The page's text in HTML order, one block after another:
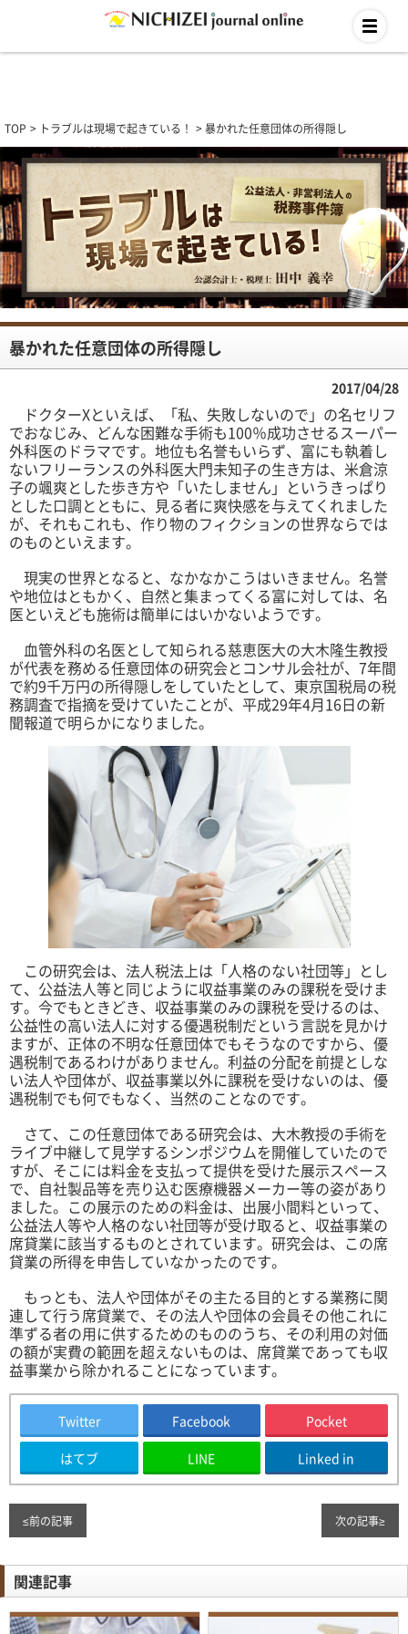
TOP トラブルは現場で起きている！ 暴かれた任意団体の所得隠し
暴かれた任意団体の所得隠し
2017/04/28
ドクターXといえば、「私、失敗しないので」の名セリフ
でおなじみ、どんな困難な手術も100％成功させるスーパー
外科医のドラマです。地位も名誉もいらず、富にも執着し
ないフリーランスの外科医大門未知子の生き方は、米倉涼
子の颯爽とした歩き方や「いたしません」というきっぱり
とした口調とともに、見る者に爽快感を与えてくれました
が、それもこれも、作り物のフィクションの世界ならでは
のものといえます。
現実の世界となると、なかなかこうはいきません。名誉
や地位はともかく、自然と集まってくる富に対しては、名
医といえども施術は簡単にはいかないようです。
血管外科の名医として知られる慈恵医大の大木隆生教授
が代表を務める任意団体の研究会とコンサル会社が、7年間
で約9千万円の所得隠しをしていたとして、東京国税局の税
務調査で指摘を受けていたことが、平成29年4月16日の新
聞報道で明らかになりました。
この研究会は、法人税法上は「人格のない社団等」とし
て、公益法人等と同じように収益事業のみの課税を受けま
す。今でもときどき、収益事業のみの課税を受けるのは、
公益性の高い法人に対する優遇税制だという言説を見かけ
ますが、正体の不明な任意団体でもそうなのですから、優
遇税制であるわけがありません。利益の分配を前提としな
い法人や団体が、収益事業以外に課税を受けないのは、優
遇税制でも何でもなく、当然のことなのです。
さて、この任意団体である研究会は、大木教授の手術を
ライブ中継して見学するシンポジウムを開催していたので
すが、そこには料金を支払って提供を受けた展示スペース
で、自社製品等を売り込む医療機器メーカー等の姿があり
ました。この展示のための料金は、出展小間料といって、
公益法人等や人格のない社団等が受け取ると、収益事業の
席貸業に該当するものとされています。研究会は、この席
貸業の所得を申告していなかったのです。
もっとも、法人や団体がその主たる目的とする業務に関
連して行う席貸業で、その法人や団体の会員その他これに
準ずる者の用に供するためのもののうち、その利用の対価
の額が実費の範囲を超えないものは、席貸業であっても収
益事業から除かれることになっています。
Twitter Facebook Pocket
はてブ LINE Linked in
≤前の記事 次の記事≥
関連記事